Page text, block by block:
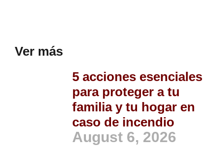
Ver más
5 acciones esenciales
para proteger a tu
familia y tu hogar en
caso de incendio
August 6, 2026